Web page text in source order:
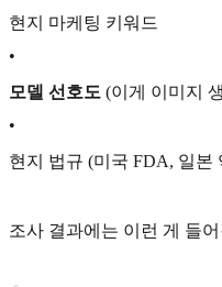
현지 마케팅 키워드
•
모델 선호도 (이게 이미지
•
현지 법규 (미국 FDA, 일본
조사 결과에는 이런 게 들